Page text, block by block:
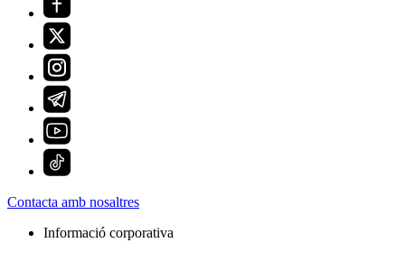
Contacta amb nosaltres
Informació corporativa